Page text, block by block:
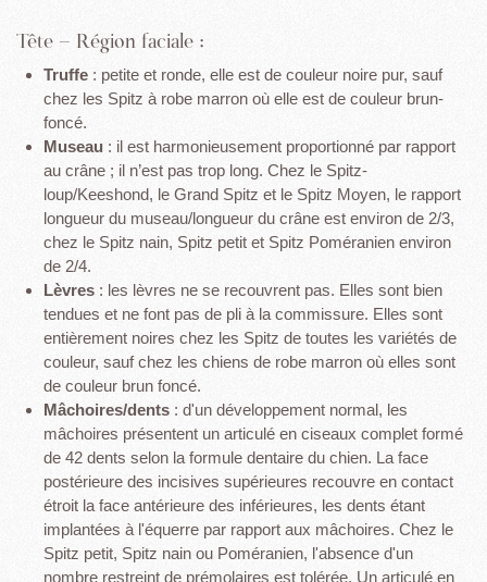
Tête – Région faciale :
Truffe : petite et ronde, elle est de couleur noire pur, sauf
chez les Spitz à robe marron où elle est de couleur brun-
foncé.
Museau : il est harmonieusement proportionné par rapport
au crâne ; il n’est pas trop long. Chez le Spitz-
loup/Keeshond, le Grand Spitz et le Spitz Moyen, le rapport
longueur du museau/longueur du crâne est environ de 2/3,
chez le Spitz nain, Spitz petit et Spitz Poméranien environ
de 2/4.
Lèvres : les lèvres ne se recouvrent pas. Elles sont bien
tendues et ne font pas de pli à la commissure. Elles sont
entièrement noires chez les Spitz de toutes les variétés de
couleur, sauf chez les chiens de robe marron où elles sont
de couleur brun foncé.
Mâchoires/dents : d'un développement normal, les
mâchoires présentent un articulé en ciseaux complet formé
de 42 dents selon la formule dentaire du chien. La face
postérieure des incisives supérieures recouvre en contact
étroit la face antérieure des inférieures, les dents étant
implantées à l'équerre par rapport aux mâchoires. Chez le
Spitz petit, Spitz nain ou Poméranien, l'absence d'un
nombre restreint de prémolaires est tolérée. Un articulé en